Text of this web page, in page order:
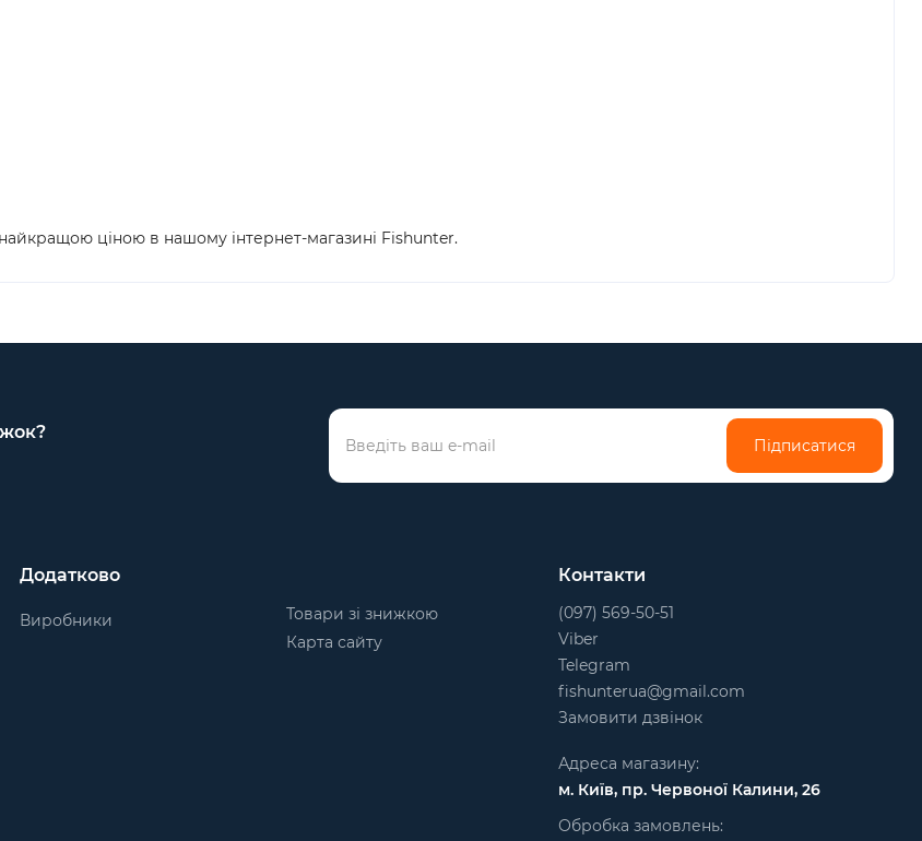
ціною в нашому інтернет-магазині Fishunter.
Підписатися
Додатково
Виробники
Товари зі знижкою
Карта сайту
Контакти
(097) 569-50-51
Viber
Telegram
fishunterua@gmail.com
Замовити дзвінок
Адреса магазину:
м. Київ, пр. Червоної Калини, 26
Обробка замовлень: